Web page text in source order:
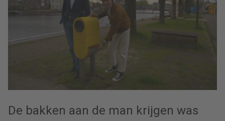
De bakken aan de man krijgen was